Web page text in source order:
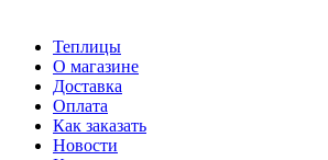
Теплицы
О магазине
Доставка
Оплата
Как заказать
Новости